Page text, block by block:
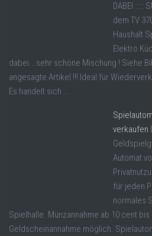
DABEI :::::
dem TV
Haushalt
Elektro
dabei...sehr schöne Mischung ! Siehe
angesagte Artikel !!! Ideal für
Es handelt sich ...
verkaufen
Automat
für jeden
normales
Spielhalle. Münzannahme ab 10 cent bis
Geldscheinannahme möglich.